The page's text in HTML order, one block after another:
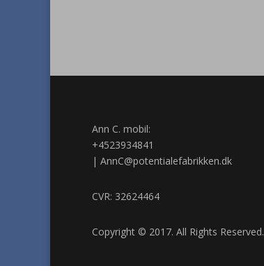
Ann C. mobil:
+4523934841
| AnnC@potentialefabrikken.dk
CVR: 32624464
Copyright © 2017. All Rights Reserved.